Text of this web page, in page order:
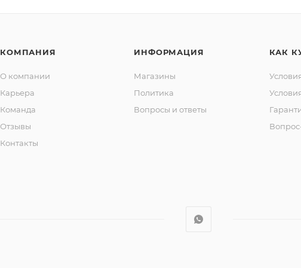
КОМПАНИЯ
О компании
Карьера
Команда
Отзывы
Контакты
ИНФОРМАЦИЯ
Магазины
Политика
Вопросы и ответы
КАК